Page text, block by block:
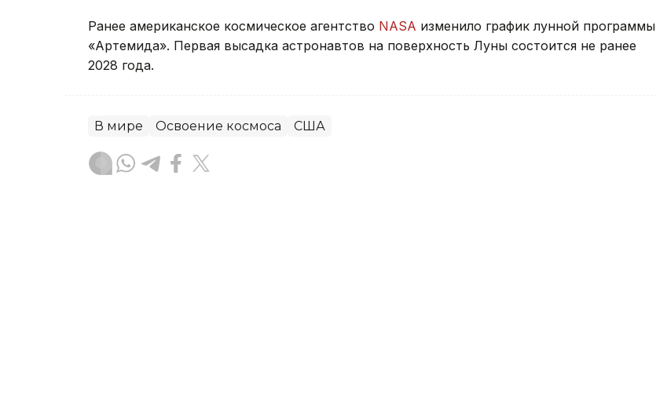
Ранее американское космическое агентство NASA изменило график лунной программы
«Артемида». Первая высадка астронавтов на поверхность Луны состоится не ранее
2028 года.
В мире Освоение космоса США